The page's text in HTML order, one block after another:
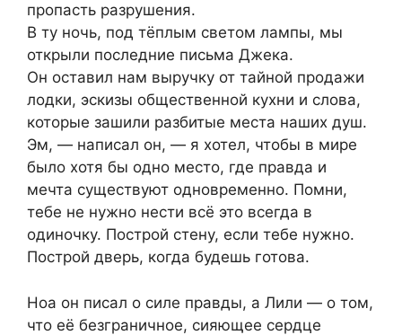
пропасть разрушения.
В ту ночь, под тёплым светом лампы, мы
открыли последние письма Джека.
Он оставил нам выручку от тайной продажи
лодки, эскизы общественной кухни и слова,
которые зашили разбитые места наших душ.
Эм, — написал он, — я хотел, чтобы в мире
было хотя бы одно место, где правда и
мечта существуют одновременно. Помни,
тебе не нужно нести всё это всегда в
одиночку. Построй стену, если тебе нужно.
Построй дверь, когда будешь готова.
Ноа он писал о силе правды, а Лили — о том,
что её безграничное, сияющее сердце